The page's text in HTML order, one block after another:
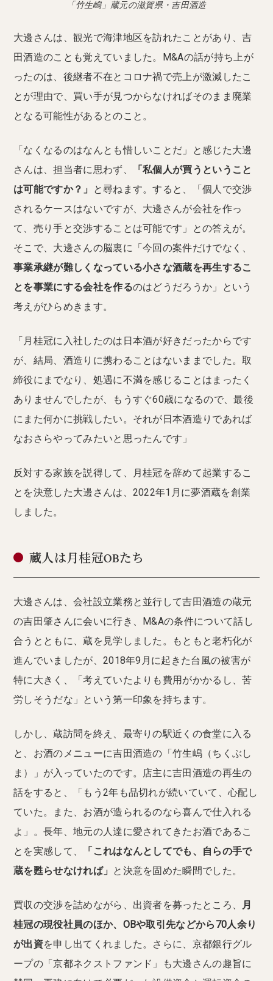
「竹生嶋」蔵元の滋賀県・吉田酒造
大邊さんは、観光で海津地区を訪れたことがあり、吉
田酒造のことも覚えていました。M&Aの話が持ち上が
ったのは、後継者不在とコロナ禍で売上が激減したこ
とが理由で、買い手が見つからなければそのまま廃業
となる可能性があるとのこと。
「なくなるのはなんとも惜しいことだ」と感じた大邊
さんは、担当者に思わず、
「私個人が買うということ
は可能ですか？」
と尋ねます。すると、「個人で交渉
されるケースはないですが、大邊さんが会社を作っ
て、売り手と交渉することは可能です」との答えが。
そこで、大邊さんの脳裏に「今回の案件だけでなく、
事業承継が難しくなっている小さな酒蔵を再生するこ
とを事業にする会社を作るのはどうだろうか」という
考えがひらめきます。
「月桂冠に入社したのは日本酒が好きだったからです
が、結局、酒造りに携わることはないままでした。取
締役にまでなり、処遇に不満を感じることはまったく
ありませんでしたが、もうすぐ60歳になるので、最後
にまた何かに挑戦したい。それが日本酒造りであれば
なおさらやってみたいと思ったんです」
反対する家族を説得して、月桂冠を辞めて起業するこ
とを決意した大邊さんは、2022年1月に夢酒蔵を創業
しました。
蔵人は月桂冠OBたち
大邊さんは、会社設立業務と並行して吉田酒造の蔵元
の吉田肇さんに会いに行き、M&Aの条件について話し
合うとともに、蔵を見学しました。もともと老朽化が
進んでいましたが、2018年9月に起きた台風の被害が
特に大きく、「考えていたよりも費用がかかるし、苦
労しそうだな」という第一印象を持ちます。
しかし、蔵訪問を終え、最寄りの駅近くの食堂に入る
と、お酒のメニューに吉田酒造の「竹生嶋（ちくぶし
ま）」が入っていたのです。店主に吉田酒造の再生の
話をすると、「もう2年も品切れが続いていて、心配し
ていた。また、お酒が造られるのなら喜んで仕入れる
よ」。長年、地元の人達に愛されてきたお酒であるこ
とを実感して、
「これはなんとしてでも、自らの手で
蔵を甦らせなければ」 と決意を固めた瞬間でした。
買収の交渉を詰めながら、出資者を募ったところ、 月
桂冠の現役社員のほか、OBや取引先などから70人余り
が出資を申し出てくれました。さらに、京都銀行グル
ープの「京都ネクストファンド」も大邊さんの趣旨に